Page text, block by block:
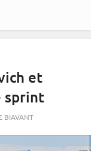
et
sprint
BIAVANT